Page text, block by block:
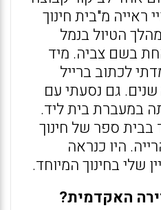
ראייה מ"בית חינוך
הטיול בנמל
בשם צביה. מיד
לכתוב ברייל
גם נסעתי עם
במעברת בית ליד.
ספר של חינוך
היו כנראה
שלי בחינוך המיוחד.
האקדמית?